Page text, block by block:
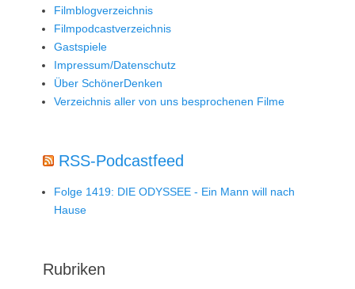
Filmblogverzeichnis
Filmpodcastverzeichnis
Gastspiele
Impressum/Datenschutz
Über SchönerDenken
Verzeichnis aller von uns besprochenen Filme
RSS-Podcastfeed
Folge 1419: DIE ODYSSEE - Ein Mann will nach
Hause
Rubriken